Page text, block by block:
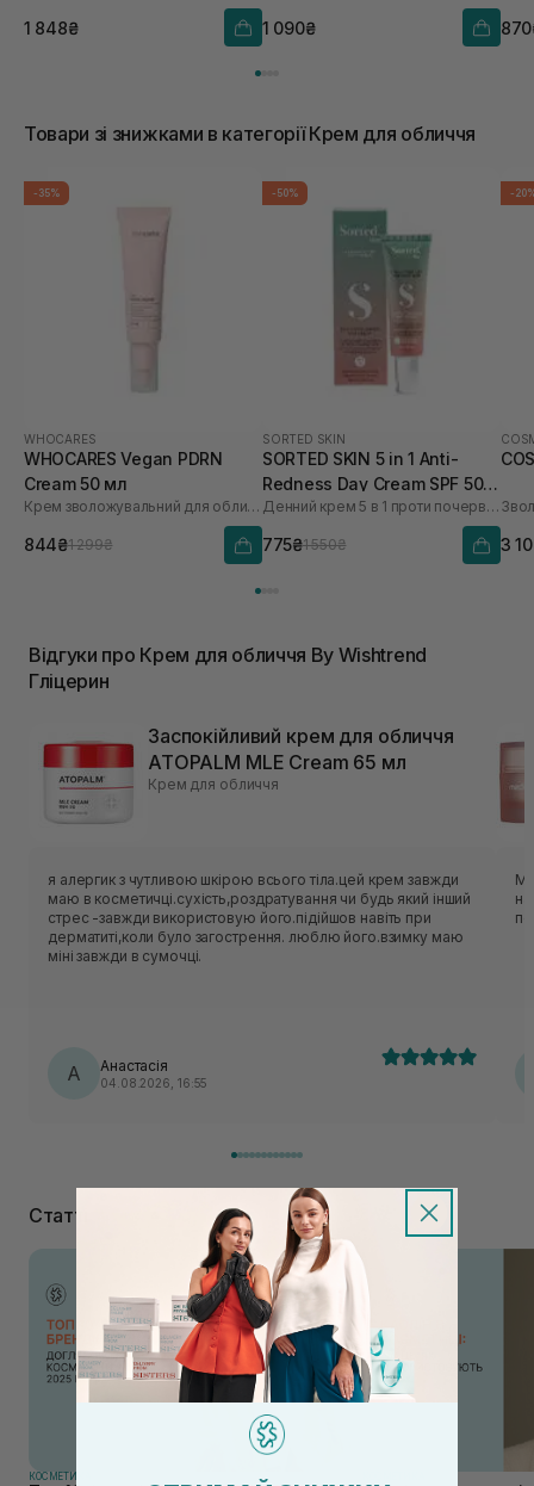
1 848₴ 1 090₴
Товари зі знижками в категорії Крем для обличчя
-35%
WHOCARES
WHOCARES Vegan PDRN
Cream 50 мл
Крем зволожувальний для обличчя із веганськими полінуклеотидами
844₴1 299₴
-50%
SORTED SKIN
SORTED SKIN 5 in 1 Anti-
Redness Day Cream SPF 50
30 мл
Денний крем 5 в 1 проти почервоніння
775₴1 550₴
-
3
Відгуки про Крем для обличчя By Wishtrend
Гліцерин
Заспокійливий крем для обличчя
ATOPALM MLE Cream 65 мл
Крем для обличчя
я алергик з чутливою шкірою всього тіла.цей крем завжди
маю в косметичці.сухість,роздратування чи будь який інший
стрес -завжди використовую його.підійшов навіть при
дерматиті,коли було загострення. люблю його.взимку маю
міні завжди в сумочці.
А Анастасія
04.08.2026, 16:55
Статті
КОСМЕТИКА